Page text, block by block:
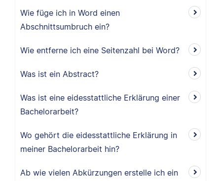
Wie füge ich in Word einen
Abschnittsumbruch ein?
Wie entferne ich eine Seitenzahl bei Word?
Was ist ein Abstract?
Was ist eine eidesstattliche Erklärung einer
Bachelorarbeit?
Wo gehört die eidesstattliche Erklärung in
meiner Bachelorarbeit hin?
Ab wie vielen Abkürzungen erstelle ich ein